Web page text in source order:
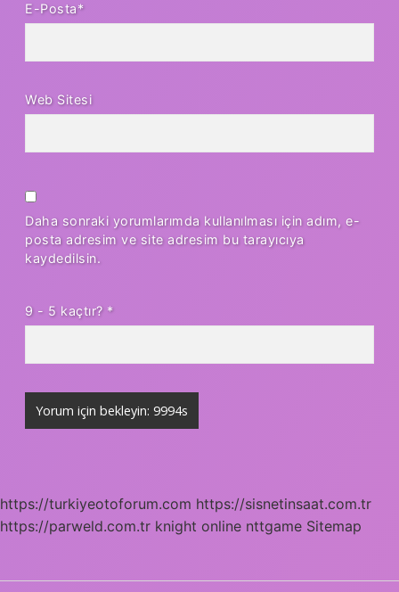
E-Posta*
Web Sitesi
Daha sonraki yorumlarımda kullanılması için adım, e-
posta adresim ve site adresim bu tarayıcıya
kaydedilsin.
9 - 5 kaçtır? *
https://turkiyeotoforum.com https://sisnetinsaat.com.tr
https://parweld.com.tr knight online nttgame Sitemap